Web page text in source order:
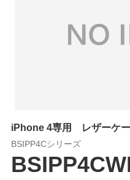
iPhone 4専用 レザーケ
BSIPP4Cシリーズ